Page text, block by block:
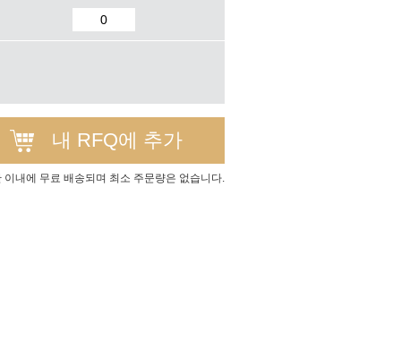
내 RFQ에 추가
내에 무료 배송되며 최소 주문량은 없습니다.